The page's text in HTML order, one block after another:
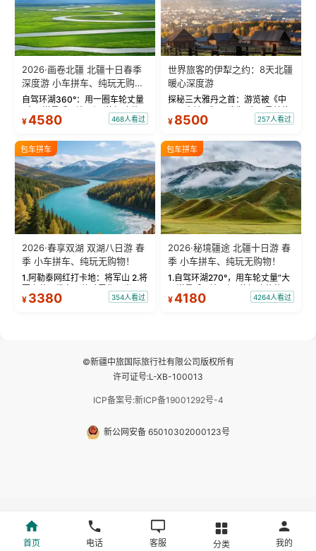
2026·画卷北疆 北疆十日春季
深度游 小车拼车、纯玩无购
物！
自驾环湖360°：用一圈车轮丈量
“大西洋最后一滴眼泪”的极致蔚
蓝。 赛湖旅拍：甄选多款风格服
绝美瞬间。 赛湖坦克300跟车视
频：专业摄影师...
¥4580 468人看过
世界旅客的伊犁之约：8天北疆
暖心深度游
探秘三大雅丹之首：游览被《中
国国家地理》评选为“中国最美的
三大雅丹”第一名的克拉玛依魔鬼
瓦人最大村落——禾木村，欣赏
晨雾与小木...
¥ 8500 257人看过
包车拼车
2026·春享双湖 双湖八日游 春
季 小车拼车、纯玩无购物！
1.阿勒泰网红打卡地：将军山 2.将
军山落日缆车，体验雪都风光 3.
将军山，夕阳派对，蹦迪party 4.
¥ 3380 354人看过
包车拼车
2026·秘境疆途 北疆十日游 春
季 小车拼车、纯玩无购物！
1.自驾环湖270°，用车轮丈量“大
西洋最后一滴眼泪”的极致蔚蓝，
让雪山、花海与深邃湖水在转弯
¥4180 4264人看过
©新疆中旅国际旅行社有限公司版权所有
许可证号:L-XB-100013
ICP备案号:新ICP备19001292号-4
新公网安备 65010302000123号
首页 电话 客服 分类 我的